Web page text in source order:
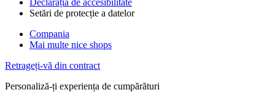
Declarația de accesibilitate
Setări de protecție a datelor
Compania
Mai multe nice shops
Retrageți-vă din contract
Personaliză-ți experiența de cumpărături